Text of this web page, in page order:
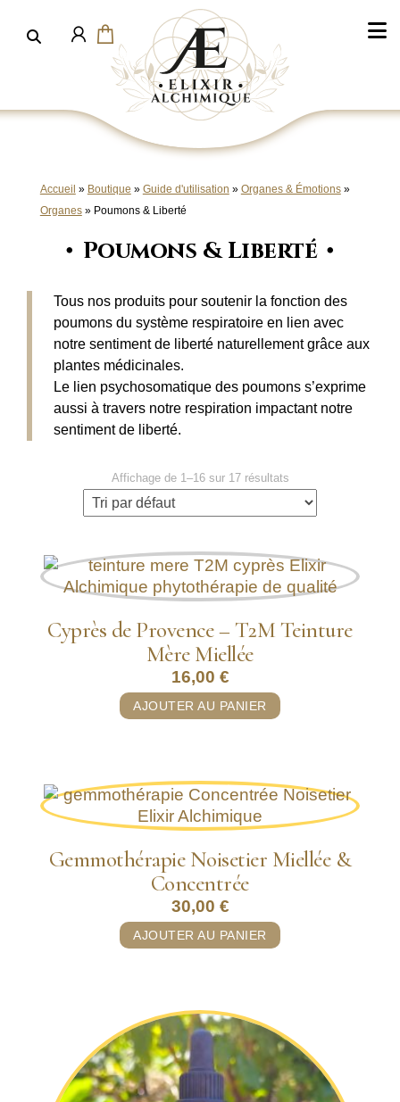
Accueil » Boutique » Guide d'utilisation » Organes & Émotions»
Organes» Poumons & Liberté
Poumons & Liberté
Tous nos produits pour soutenir la fonction des
poumons du système respiratoire en lien avec
notre sentiment de liberté naturellement grâce aux
plantes médicinales.
Le lien psychosomatique des poumons s’exprime
aussi à travers notre respiration impactant notre
sentiment de liberté.
Affichage de 1–16 sur 17 résultats
Cyprès de Provence – T2M Teinture
Mère Miellée
16,00 €
AJOUTER AU PANIER
Gemmothérapie Noisetier Miellée &
Concentrée
30,00 €
AJOUTER AU PANIER